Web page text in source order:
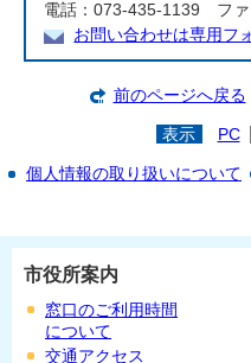
電話：073-435-1139 フ
お問い合わせは専用フ
前のページへ戻る
表示 PC
個人情報の取り扱いについて
市役所案内
窓口のご利用時間
について
交通アクセス